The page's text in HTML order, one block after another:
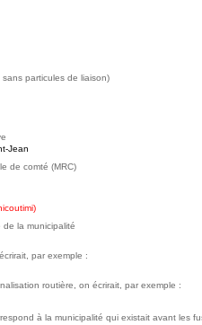
particules de liaison)
Jean
de comté (MRC)
la municipalité
par exemple :
routière, on écrirait, par exemple :
à la municipalité qui existait avant les